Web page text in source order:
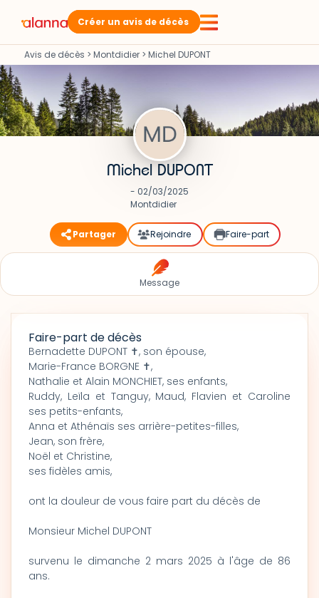
Créer un avis de décès
Avis de décès > Montdidier > Michel DUPONT
Michel DUPONT
- 02/03/2025
Montdidier
Partager Rejoindre Faire-part
Message
Faire-part de décès
Bernadette DUPONT ✝, son épouse,
Marie-France BORGNE ✝,
Nathalie et Alain MONCHIET, ses enfants,
Ruddy, Leïla et Tanguy, Maud, Flavien et Caroline
ses petits-enfants,
Anna et Athénaïs ses arrière-petites-filles,
Jean, son frère,
Noël et Christine,
ses fidèles amis,
ont la douleur de vous faire part du décès de
Monsieur Michel DUPONT
survenu le dimanche 2 mars 2025 à l'âge de 86
ans.